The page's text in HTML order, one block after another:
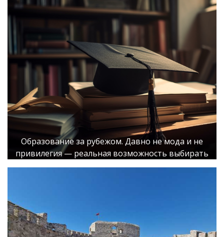
Образование за рубежом. Давно не мода и не
привилегия — реальная возможность выбирать